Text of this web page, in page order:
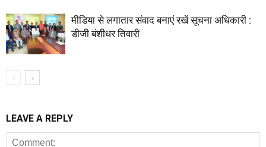
मीडिया से लगातार संवाद बनाएं रखें सूचना अधिकारी :
डीजी बंशीधर तिवारी
LEAVE A REPLY